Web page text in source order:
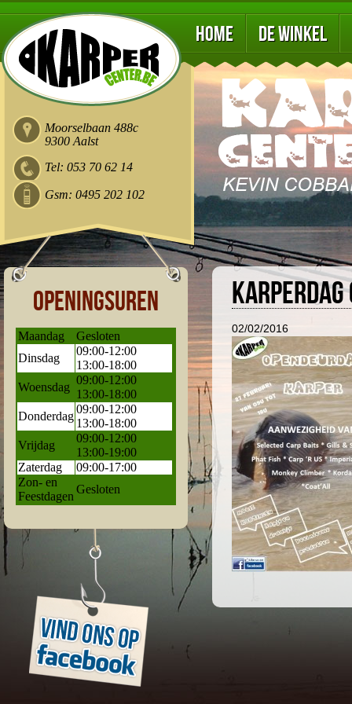
Home De winkel
Moorselbaan 488c
9300 Aalst
Tel: 053 70 62 14
Gsm: 0495 202 102
Openingsuren
Maandag
Gesloten
Dinsdag
09:00-12:00
13:00-18:00
Woensdag
09:00-12:00
13:00-18:00
Donderdag
09:00-12:00
13:00-18:00
Vrijdag
09:00-12:00
13:00-19:00
Zaterdag
09:00-17:00
Zon- en
Feestdagen
Gesloten
Karperdag
02/02/2016